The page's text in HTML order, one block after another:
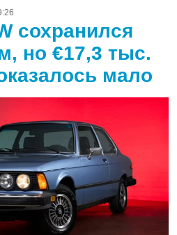
сохранился
но €17,3 тыс.
мало